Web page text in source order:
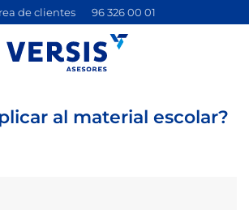
de clientes 96 326 00 01
al material escolar?